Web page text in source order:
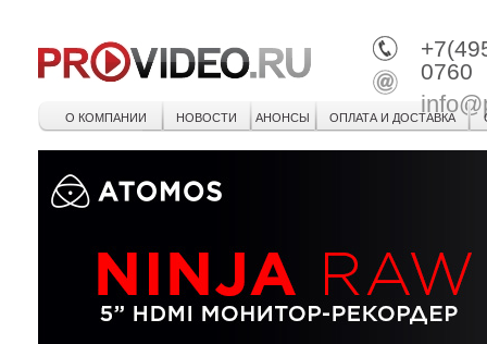
0760
О КОМПАНИИ НОВОСТИ АНОНСЫ ОПЛАТА И ДОСТАВКА